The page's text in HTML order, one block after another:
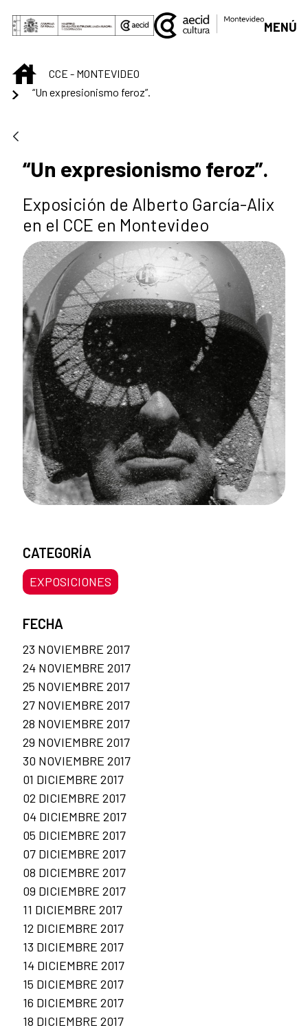
Saltar al contenido principal
MENÚ
INICIOCCE - MONTEVIDEO
“Un expresionismo feroz”.
“Un expresionismo feroz”.
Exposición de Alberto García-Alix
en el CCE en Montevideo
CATEGORÍA
EXPOSICIONES
FECHA
23 NOVIEMBRE 2017
24 NOVIEMBRE 2017
25 NOVIEMBRE 2017
27 NOVIEMBRE 2017
28 NOVIEMBRE 2017
29 NOVIEMBRE 2017
30 NOVIEMBRE 2017
01 DICIEMBRE 2017
02 DICIEMBRE 2017
04 DICIEMBRE 2017
05 DICIEMBRE 2017
07 DICIEMBRE 2017
08 DICIEMBRE 2017
09 DICIEMBRE 2017
11 DICIEMBRE 2017
12 DICIEMBRE 2017
13 DICIEMBRE 2017
14 DICIEMBRE 2017
15 DICIEMBRE 2017
16 DICIEMBRE 2017
18 DICIEMBRE 2017